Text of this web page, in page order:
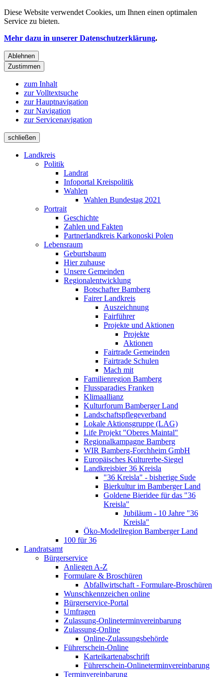
Diese Website verwendet Cookies, um Ihnen einen optimalen
Service zu bieten.
Mehr dazu in unserer Datenschutzerklärung.
Ablehnen
Zustimmen
zum Inhalt
zur Volltextsuche
zur Hauptnavigation
zur Navigation
zur Servicenavigation
schließen
Landkreis
Politik
Landrat
Infoportal Kreispolitik
Wahlen
Wahlen Bundestag 2021
Portrait
Geschichte
Zahlen und Fakten
Partnerlandkreis Karkonoski Polen
Lebensraum
Geburtsbaum
Hier zuhause
Unsere Gemeinden
Regionalentwicklung
Botschafter Bamberg
Fairer Landkreis
Auszeichnung
Fairführer
Projekte und Aktionen
Projekte
Aktionen
Fairtrade Gemeinden
Fairtrade Schulen
Mach mit
Familienregion Bamberg
Flussparadies Franken
Klimaallianz
Kulturforum Bamberger Land
Landschaftspflegeverband
Lokale Aktionsgruppe (LAG)
Life Projekt "Oberes Maintal"
Regionalkampagne Bamberg
WIR Bamberg-Forchheim GmbH
Europäisches Kulturerbe-Siegel
Landkreisbier 36 Kreisla
"36 Kreisla" - bisherige Sude
Bierkultur im Bamberger Land
Goldene Bieridee für das "36
Kreisla"
Jubiläum - 10 Jahre "36
Kreisla"
Öko-Modellregion Bamberger Land
100 für 36
Landratsamt
Bürgerservice
Anliegen A-Z
Formulare & Broschüren
Abfallwirtschaft - Formulare-Broschüren
Wunschkennzeichen online
Bürgerservice-Portal
Umfragen
Zulassung-Onlineterminvereinbarung
Zulassung-Online
Online-Zulassungsbehörde
Führerschein-Online
Karteikartenabschrift
Führerschein-Onlineterminvereinbarung
Terminvereinbarung